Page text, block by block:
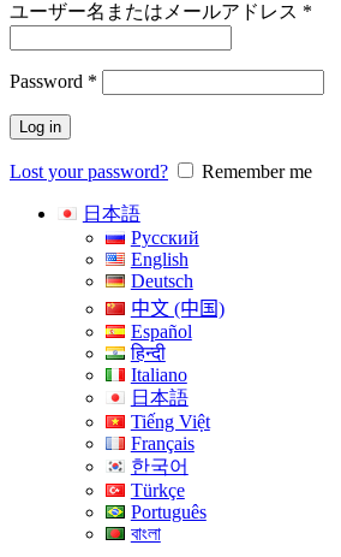
ユーザー名またはメールアドレス *
Password *
Log in
Lost your password? Remember me
日本語
Русский
English
Deutsch
中文 (中国)
Español
हिन्दी
Italiano
日本語
Tiếng Việt
Français
한국어
Türkçe
Português
বাংলা